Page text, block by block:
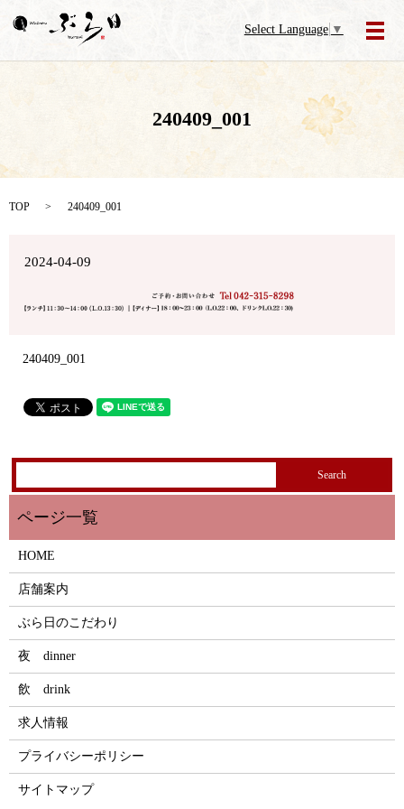
Select Language ▼
メ
240409_001
TOP 240409_001
2024-04-09
240409_001
HOME
店舗案内
ぶら日のこだわり
夜 dinner
飲 drink
求人情報
プライバシーポリシー
サイトマップ